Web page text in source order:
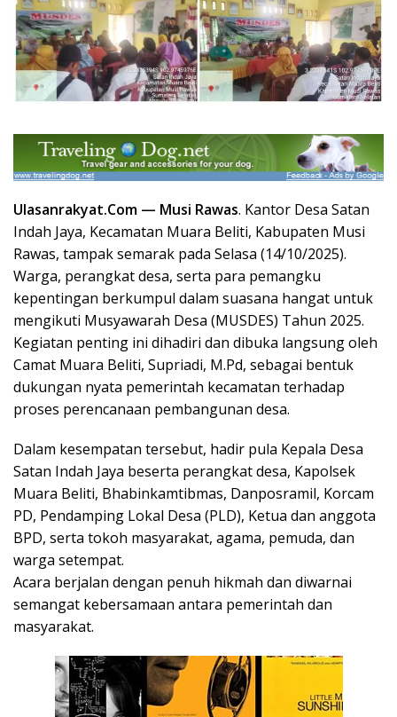
Ulasanrakyat.Com — Musi Rawas. Kantor Desa Satan
Indah Jaya, Kecamatan Muara Beliti, Kabupaten Musi
Rawas, tampak semarak pada Selasa (14/10/2025).
Warga, perangkat desa, serta para pemangku
kepentingan berkumpul dalam suasana hangat untuk
mengikuti Musyawarah Desa (MUSDES) Tahun 2025.
Kegiatan penting ini dihadiri dan dibuka langsung oleh
Camat Muara Beliti, Supriadi, M.Pd, sebagai bentuk
dukungan nyata pemerintah kecamatan terhadap
proses perencanaan pembangunan desa.
Dalam kesempatan tersebut, hadir pula Kepala Desa
Satan Indah Jaya beserta perangkat desa, Kapolsek
Muara Beliti, Bhabinkamtibmas, Danposramil, Korcam
PD, Pendamping Lokal Desa (PLD), Ketua dan anggota
BPD, serta tokoh masyarakat, agama, pemuda, dan
warga setempat.
Acara berjalan dengan penuh hikmah dan diwarnai
semangat kebersamaan antara pemerintah dan
masyarakat.